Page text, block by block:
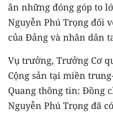
Chuyên trang Hà Nội
Chuyên trang TP. Hồ Chí
CHUYÊN ĐỀ
CÁC CHUYÊN TRANG
ân những đóng góp to
Nguyễn Phú Trọng đối
của Đảng và nhân dân
Vụ trưởng, Trưởng Cơ
Cộng sản tại miền
Quang thông tin: Đồng
Nguyễn Phú Trọng đã